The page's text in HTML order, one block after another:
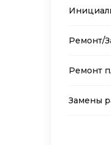
Ремонт/
Ремонт
Замены